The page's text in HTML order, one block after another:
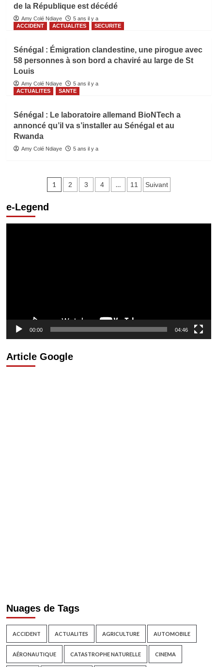
de la République est décédé
Amy Colé Ndiaye
5 ans il y a
ACCIDENT
ACTUALITES SECURITE
Sénégal : Émigration clandestine, une pirogue avec
58 personnes à son bord a chaviré au large de St
Louis
Amy Colé Ndiaye
5 ans il y a
ACTUALITES
SANTE
Sénégal : Le laboratoire allemand BioNTech a
annoncé qu’il va s’installer au Sénégal et au
Rwanda
Amy Colé Ndiaye 5 ans il y a
Pagination
des
1 2 3 4 … 11 Suivant
e-Legend
00:00 04:46
Article Google
Nuages de Tags
ACCIDENT ACTUALITES AGRICULTURE AUTOMOBILE
AÉRONAUTIQUE CATASTROPHE NATURELLE CINEMA